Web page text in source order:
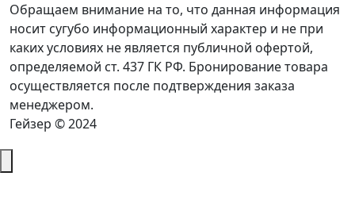
Обращаем внимание на то, что данная информация
носит сугубо информационный характер и не при
каких условиях не является публичной офертой,
определяемой ст. 437 ГК РФ. Бронирование товара
осуществляется после подтверждения заказа
менеджером.
Гейзер © 2024